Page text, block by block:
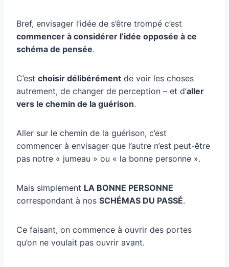
Bref, envisager l’idée de s’être trompé c’est
commencer à considérer l’idée opposée à ce
schéma de pensée.
C’est choisir délibérément de voir les choses
autrement, de changer de perception – et d’aller
vers le chemin de la guérison.
Aller sur le chemin de la guérison, c’est
commencer à envisager que l’autre n’est peut-être
pas notre « jumeau » ou « la bonne personne ».
Mais simplement LA BONNE PERSONNE
correspondant à nos SCHÉMAS DU PASSÉ.
Ce faisant, on commence à ouvrir des portes
qu’on ne voulait pas ouvrir avant.